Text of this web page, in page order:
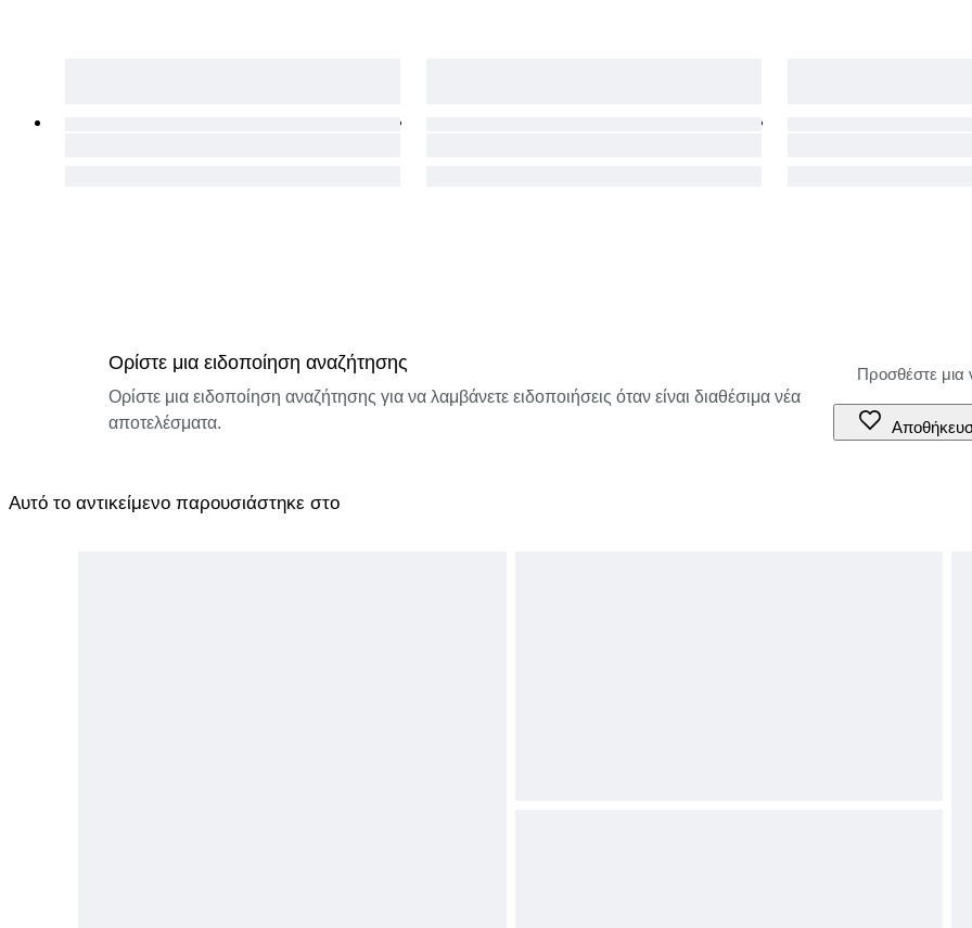
Ορίστε μια ειδοποίηση αναζήτησης
Ορίστε μια ειδοποίηση αναζήτησης για να λαμβάνετε ειδοποιήσεις όταν είναι διαθέσιμα νέα
αποτελέσματα.
Αυτό το αντικείμενο παρουσιάστηκε στο